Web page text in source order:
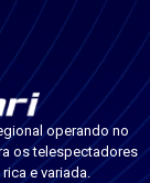
operando no
os telespectadores
e variada.